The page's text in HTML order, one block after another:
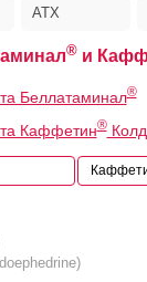
АТХ
®и
Беллатаминал®
Каффетин®Колд